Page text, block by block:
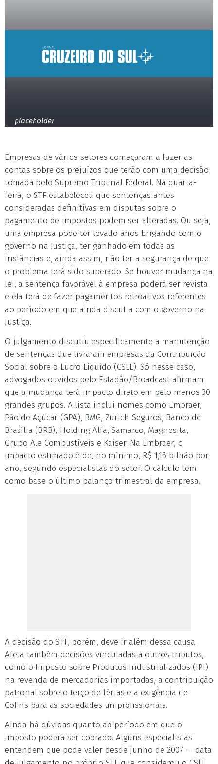
placeholder
Empresas de vários setores começaram a fazer as
contas sobre os prejuízos que terão com uma decisão
tomada pelo Supremo Tribunal Federal. Na quarta-
feira, o STF estabeleceu que sentenças antes
consideradas definitivas em disputas sobre o
pagamento de impostos podem ser alteradas. Ou seja,
uma empresa pode ter levado anos brigando com o
governo na Justiça, ter ganhado em todas as
instâncias e, ainda assim, não ter a segurança de que
o problema terá sido superado. Se houver mudança na
lei, a sentença favorável à empresa poderá ser revista
e ela terá de fazer pagamentos retroativos referentes
ao período em que ainda discutia com o governo na
Justiça.
O julgamento discutiu especificamente a manutenção
de sentenças que livraram empresas da Contribuição
Social sobre o Lucro Líquido (CSLL). Só nesse caso,
advogados ouvidos pelo Estadão/Broadcast afirmam
que a mudança terá impacto direto em pelo menos 30
grandes grupos. A lista inclui nomes como Embraer,
Pão de Açúcar (GPA), BMG, Zurich Seguros, Banco de
Brasília (BRB), Holding Alfa, Samarco, Magnesita,
Grupo Ale Combustíveis e Kaiser. Na Embraer, o
impacto estimado é de, no mínimo, R$ 1,16 bilhão por
ano, segundo especialistas do setor. O cálculo tem
como base o último balanço trimestral da empresa.
A decisão do STF, porém, deve ir além dessa causa.
Afeta também decisões vinculadas a outros tributos,
como o Imposto sobre Produtos Industrializados (IPI)
na revenda de mercadorias importadas, a contribuição
patronal sobre o terço de férias e a exigência de
Cofins para as sociedades uniprofissionais.
Ainda há dúvidas quanto ao período em que o
imposto poderá ser cobrado. Alguns especialistas
entendem que pode valer desde junho de 2007 -- data